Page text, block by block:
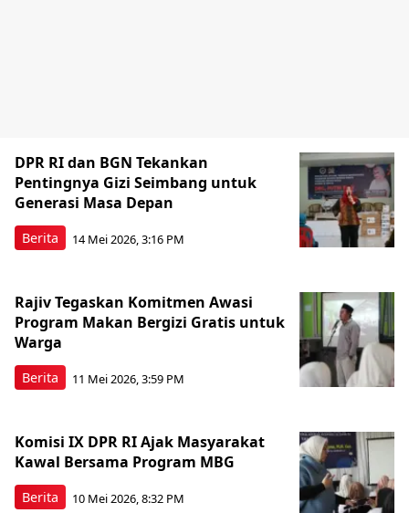
Berita
DPR RI dan BGN Tekankan
Pentingnya Gizi Seimbang untuk
Generasi Masa Depan
14 Mei 2026, 3:16 PM
Berita
Rajiv Tegaskan Komitmen Awasi
Program Makan Bergizi Gratis untuk
Warga
11 Mei 2026, 3:59 PM
Berita
Komisi IX DPR RI Ajak Masyarakat
Kawal Bersama Program MBG
10 Mei 2026, 8:32 PM